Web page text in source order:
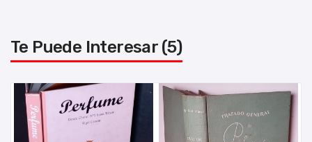
Te Puede Interesar (5)